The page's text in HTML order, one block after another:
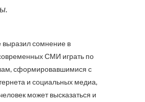
выразил сомнение в
СМИ играть по
сформировавшимися с
и социальных медиа,
может высказаться и